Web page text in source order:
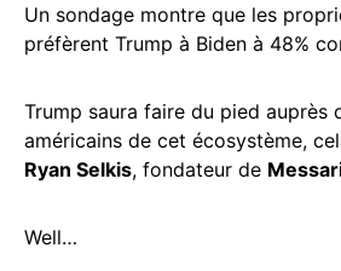
Un sondage montre que les
préfèrent Trump à Biden à 48%
Trump saura faire du pied auprès
américains de cet écosystème,
Ryan Selkis, fondateur de
Well…